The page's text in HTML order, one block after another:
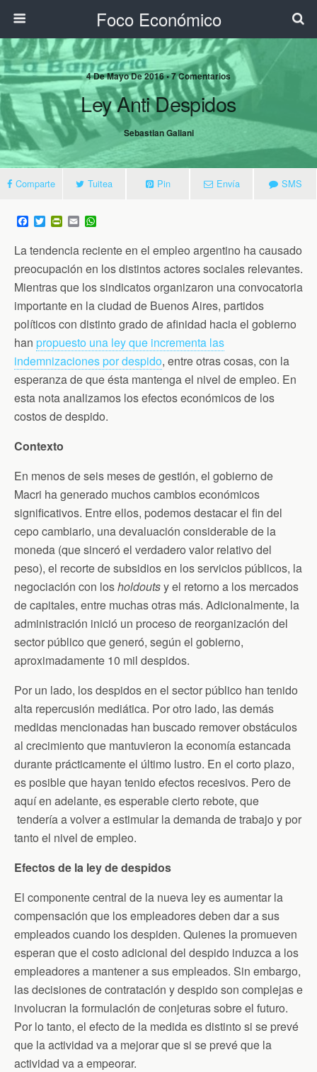
Foco Económico
4 De Mayo De 2016 • 7 Comentarios
Ley Anti Despidos
Sebastian Galiani
Comparte Tuitea Pin Envía SMS
F
a
c
e
b
o
o
k
T
w
t
t
e
r
P
n
t
F
r
i
e
n
l
y
E
m
a
l
a
t
s
A
p
p
La tendencia reciente en el empleo argentino ha causado
preocupación en los distintos actores sociales relevantes.
Mientras que los sindicatos organizaron una convocatoria
importante en la ciudad de Buenos Aires, partidos
políticos con distinto grado de afinidad hacia el gobierno
han propuesto una ley que incrementa las
indemnizaciones por despido, entre otras cosas, con la
esperanza de que ésta mantenga el nivel de empleo. En
esta nota analizamos los efectos económicos de los
costos de despido.
Contexto
En menos de seis meses de gestión, el gobierno de
Macri ha generado muchos cambios económicos
significativos. Entre ellos, podemos destacar el fin del
cepo cambiario, una devaluación considerable de la
moneda (que sinceró el verdadero valor relativo del
peso), el recorte de subsidios en los servicios públicos, la
negociación con losholdoutsy el retorno a los mercados
de capitales, entre muchas otras más. Adicionalmente, la
administración inició un proceso de reorganización del
sector público que generó, según el gobierno,
aproximadamente 10 mil despidos.
Por un lado, los despidos en el sector público han tenido
alta repercusión mediática. Por otro lado, las demás
medidas mencionadas han buscado remover obstáculos
al crecimiento que mantuvieron la economía estancada
durante prácticamente el último lustro. En el corto plazo,
es posible que hayan tenido efectos recesivos. Pero de
aquí en adelante, es esperable cierto rebote, que
tendería a volver a estimular la demanda de trabajo y por
tanto el nivel de empleo.
Efectos de la ley de despidos
El componente central de la nueva ley es aumentar la
compensación que los empleadores deben dar a sus
empleados cuando los despiden. Quienes la promueven
esperan que el costo adicional del despido induzca a los
empleadores a mantener a sus empleados. Sin embargo,
las decisiones de contratación y despido son complejas e
involucran la formulación de conjeturas sobre el futuro.
Por lo tanto, el efecto de la medida es distinto si se prevé
que la actividad va a mejorar que si se prevé que la
actividad va a empeorar.